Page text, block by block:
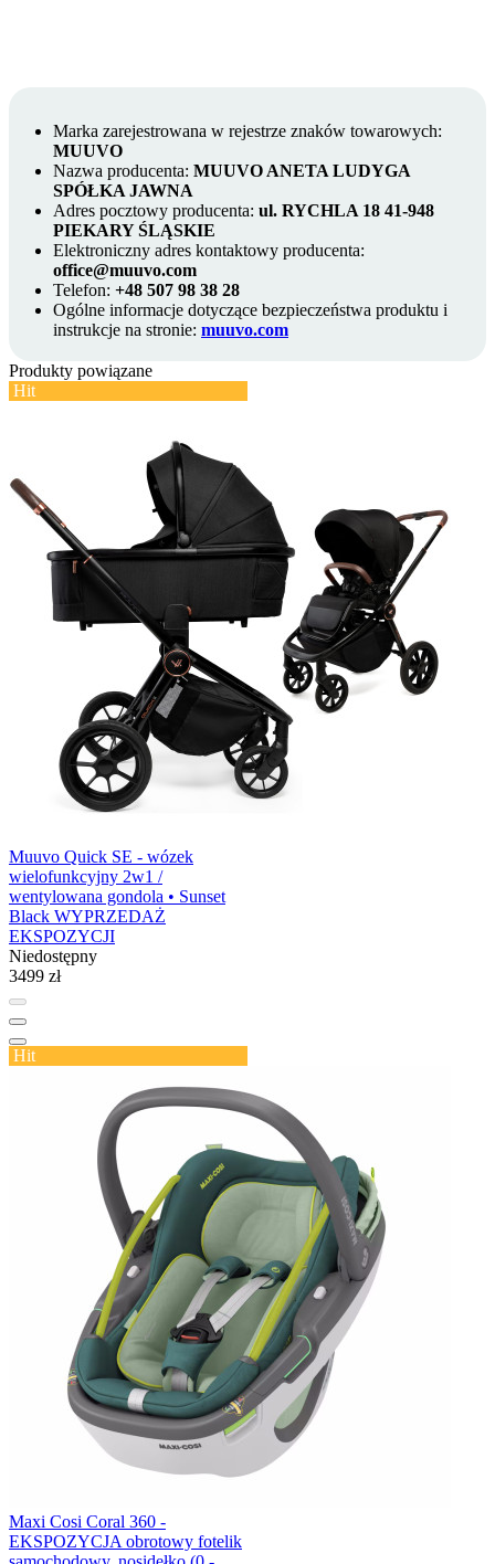
Marka zarejestrowana w rejestrze znaków towarowych:
MUUVO
Nazwa producenta: MUUVO ANETA LUDYGA
SPÓŁKA JAWNA
Adres pocztowy producenta: ul. RYCHLA 18 41-948
PIEKARY ŚLĄSKIE
Elektroniczny adres kontaktowy producenta:
office@muuvo.com
Telefon: +48 507 98 38 28
Ogólne informacje dotyczące bezpieczeństwa produktu i
instrukcje na stronie: muuvo.com
Produkty powiązane
Hit
Muuvo Quick SE - wózek
wielofunkcyjny 2w1 /
wentylowana gondola • Sunset
Black WYPRZEDAŻ
EKSPOZYCJI
Niedostępny
3499 zł
Hit
Maxi Cosi Coral 360 -
EKSPOZYCJA obrotowy fotelik